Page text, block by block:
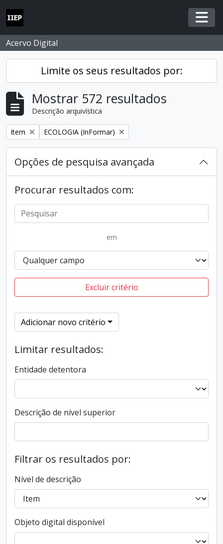
Skip to main content
Acervo Digital
Limite os seus resultados por:
Mostrar 572 resultados
Descrição arquivística
Remover filtro:
Item Remover filtro:
ECOLOGIA (InFormar)
Opções de pesquisa avançada
Procurar resultados com:
em
Excluir critério
Adicionar novo critério
Limitar resultados:
Entidade detentora
Descrição de nível superior
Filtrar os resultados por:
Nível de descrição
Objeto digital disponível